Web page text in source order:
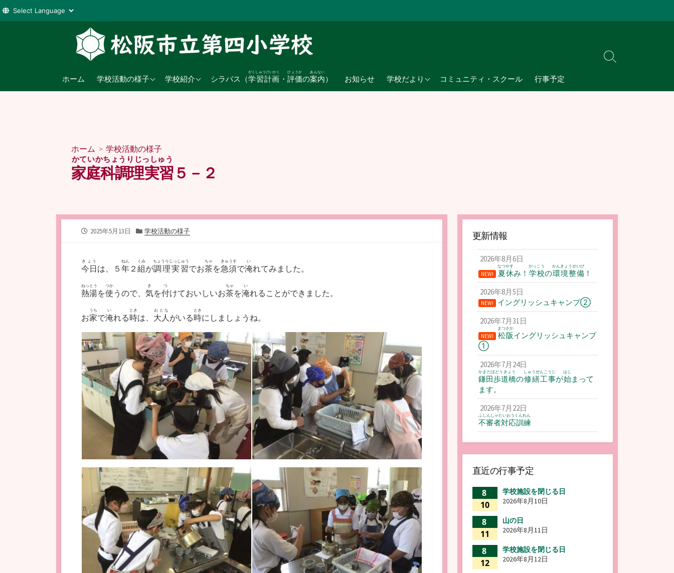
へ
ホーム 学校活動の様子
2026年度
学校紹介
学校教育目標 シラバス（学習計画
がくしゅうけいかく
・ 評価
ひょうか
の案内
あんない
） お知らせ 学校だより
2026年度
コミュニティ・スクール 行事予定
検
り
ホーム > 学校活動の様子
家庭科調理実習
かていかちょうりじっしゅう
５－２
公
2025年5月13日
カ
リ
ー
学校活動の様子
今日
きょう
は、５ 年
ねん
２ 組
くみ
が調理実習
ちょうりじっしゅう
でお茶
ちゃ
を急須
きゅうす
で淹
い
れてみました。
熱湯
ねっとう
を使
つか
うので、 気
き
を付
つ
けておいしいお茶
ちゃ
を淹
い
れることができました。
お家
うち
で淹
い
れる時
とき
は、 大人
おとな
がいる時
とき
にしましょうね。
更新情報
2026年8月6日
NEW! 夏休
なつやす
み！ 学校
がっこう
の環境整備
かんきょうせいび
！
2026年8月5日
NEW!
イングリッシュキャンプ②
2026年7月31日
NEW! 松阪
まつさか
イングリッシュキャンプ
①
2026年7月24日
鎌田歩道橋
かまだほどうきょう
の修繕工事
しゅうぜんこうじ
が始
はじ
まって
ます。
2026年7月22日
不審者対応訓練
ふしんしゃたいおうくんれん
直近の行事予定
8
10
学校施設を閉じる日
2026年8月10日
8
11
山の日
2026年8月11日
8
12
学校施設を閉じる日
2026年8月12日